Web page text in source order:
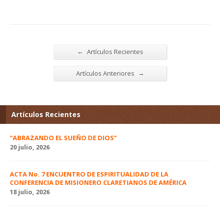
← Artículos Recientes
Artículos Anteriores →
Artículos Recientes
“ABRAZANDO EL SUEÑO DE DIOS”
20 julio, 2026
ACTA No. 7 ENCUENTRO DE ESPIRITUALIDAD DE LA
CONFERENCIA DE MISIONERO CLARETIANOS DE AMÉRICA
18 julio, 2026